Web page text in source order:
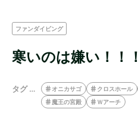
ファンダイビング
寒いのは嫌い！！！
タグ … オニカサゴ クロスホール
魔王の宮殿
Ｗアーチ